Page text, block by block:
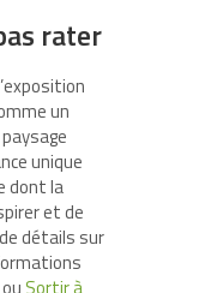
rater
un
unique
dont la
et de
détails sur
ou Sortir à